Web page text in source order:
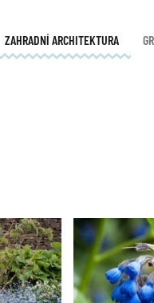
ZAHRADNÍ ARCHITEKTURA